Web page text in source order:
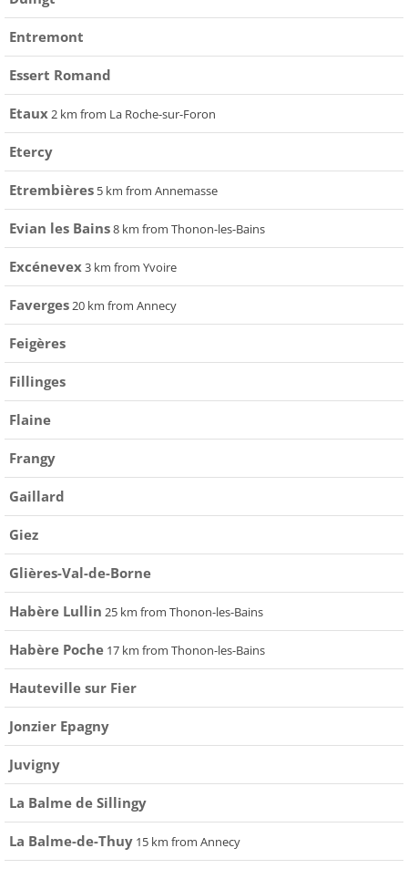
Entremont
Essert Romand
Etaux2 km from La Roche-sur-Foron
Etercy
Etrembières 5 km from Annemasse
Evian les Bains8 km from Thonon-les-Bains
Excénevex3 km from Yvoire
Faverges20 km from Annecy
Feigères
Fillinges
Flaine
Frangy
Gaillard
Giez
Glières-Val-de-Borne
Habère Lullin 25 km from Thonon-les-Bains
Habère Poche 17 km from Thonon-les-Bains
Hauteville sur Fier
Jonzier Epagny
Juvigny
La Balme de Sillingy
La Balme-de-Thuy 15 km from Annecy